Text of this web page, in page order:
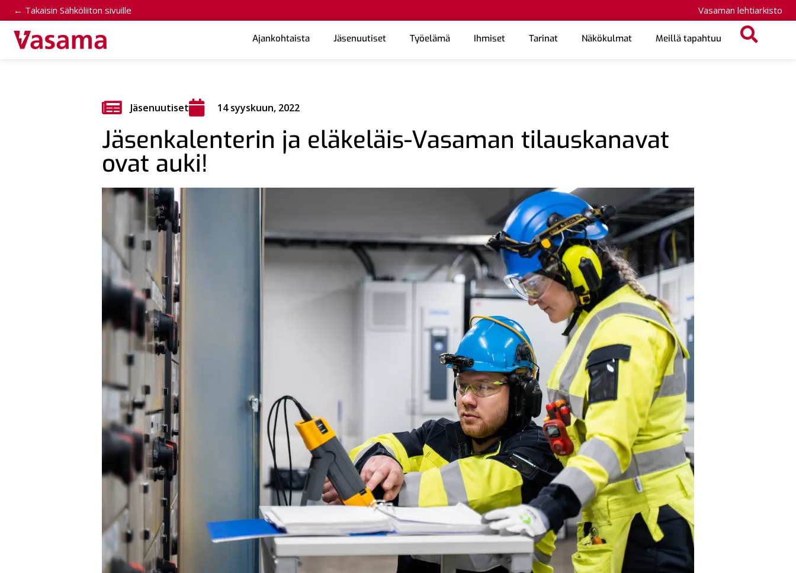
← Takaisin Sähköliiton sivuille Vasaman lehtiarkisto
Ajankohtaista Jäsenuutiset Työelämä Ihmiset Tarinat Näkökulmat Meillä tapahtuu
Jäsenuutiset 14 syyskuun, 2022
Jäsenkalenterin ja eläkeläis-Vasaman tilauskanavat
ovat auki!